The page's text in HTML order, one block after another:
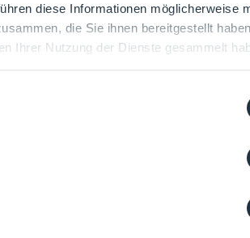
diese Informationen möglicherweise
die Sie ihnen bereitgestellt
Ihrer Nutzung der Dienste gesammelt